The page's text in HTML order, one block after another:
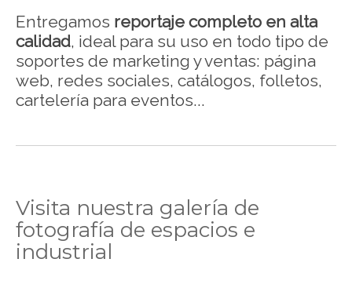
Entregamos reportaje completo en alta
calidad, ideal para su uso en todo tipo de
soportes de marketing y ventas: página
web, redes sociales, catálogos, folletos,
cartelería para eventos...
Visita nuestra galería de
fotografía de espacios e
industrial